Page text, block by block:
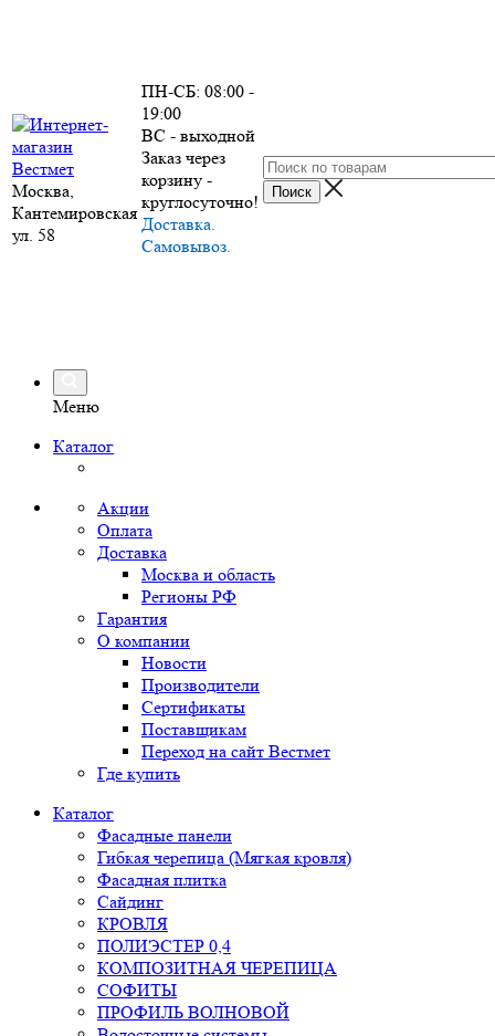
Москва,
Кантемировская
ул. 58
ПН-СБ: 08:00 -
19:00
ВС - выходной
Заказ через
корзину -
круглосуточно!
Доставка.
Самовывоз.
Меню
Каталог
Акции
Оплата
Доставка
Москва и область
Регионы РФ
Гарантия
О компании
Новости
Производители
Сертификаты
Поставщикам
Переход на сайт Вестмет
Где купить
Каталог
Фасадные панели
Гибкая черепица (Мягкая кровля)
Фасадная плитка
Сайдинг
КРОВЛЯ
ПОЛИЭСТЕР 0,4
КОМПОЗИТНАЯ ЧЕРЕПИЦА
СОФИТЫ
ПРОФИЛЬ ВОЛНОВОЙ